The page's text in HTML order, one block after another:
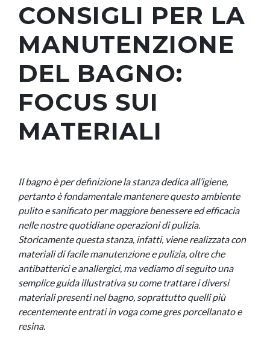
CONSIGLI PER LA
MANUTENZIONE
DEL BAGNO:
FOCUS SUI
MATERIALI
Il bagno è per definizione la stanza dedica all’igiene,
pertanto è fondamentale mantenere questo ambiente
pulito e sanificato per maggiore benessere ed efficacia
nelle nostre quotidiane operazioni di pulizia.
Storicamente questa stanza, infatti, viene realizzata con
materiali di facile manutenzione e pulizia, oltre che
antibatterici e anallergici, ma vediamo di seguito una
semplice guida illustrativa su come trattare i diversi
materiali presenti nel bagno, soprattutto quelli più
recentemente entrati in voga come gres porcellanato e
resina.